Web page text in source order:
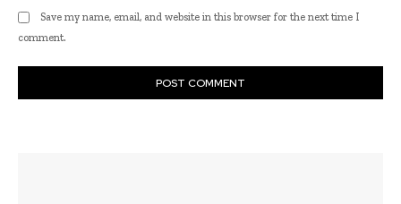
Save my name, email, and website in this browser for the next time I
comment.